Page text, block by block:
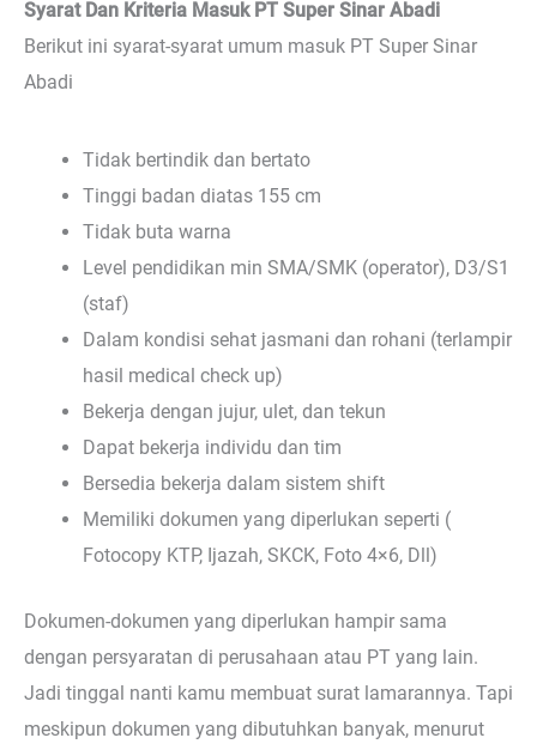
Syarat Dan Kriteria Masuk PT Super Sinar Abadi
Berikut ini syarat-syarat umum masuk PT Super Sinar
Abadi
Tidak bertindik dan bertato
Tinggi badan diatas 155 cm
Tidak buta warna
Level pendidikan min SMA/SMK (operator), D3/S1
(staf)
Dalam kondisi sehat jasmani dan rohani (terlampir
hasil medical check up)
Bekerja dengan jujur, ulet, dan tekun
Dapat bekerja individu dan tim
Bersedia bekerja dalam sistem shift
Memiliki dokumen yang diperlukan seperti (
Fotocopy KTP, Ijazah, SKCK, Foto 4×6, Dll)
Dokumen-dokumen yang diperlukan hampir sama
dengan persyaratan di perusahaan atau PT yang lain.
Jadi tinggal nanti kamu membuat surat lamarannya. Tapi
meskipun dokumen yang dibutuhkan banyak, menurut